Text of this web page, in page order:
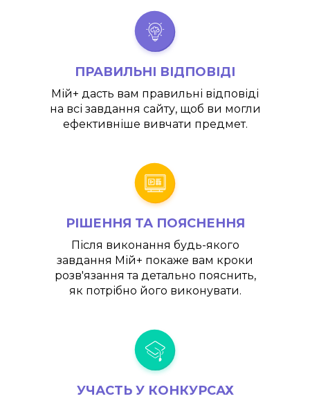
ПРАВИЛЬНІ ВІДПОВІДІ
Мій+ дасть вам правильні відповіді
на всі завдання сайту, щоб ви могли
ефективніше вивчати предмет.
РІШЕННЯ ТА ПОЯСНЕННЯ
Після виконання будь-якого
завдання Мій+ покаже вам кроки
розв'язання та детально пояснить,
як потрібно його виконувати.
УЧАСТЬ У КОНКУРСАХ